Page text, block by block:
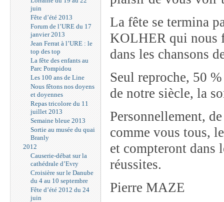
juin
Fête d’été 2013
Forum de l’URE du 17
janvier 2013
Jean Ferrat à l’URE : le
top des top
La fête des enfants au
Parc Pompidou
Les 100 ans de Line
Nous fêtons nos doyens
et doyennes
Repas tricolore du 11
juillet 2013
Semaine bleue 2013
Sortie au musée du quai
Branly
2012
Causerie-débat sur la
cathédrale d’Evry
Croisière sur le Danube
du 4 au 10 septembre
Fête d’été 2012 du 24
juin
La fête se termina
KOLHER qui nous
dans les chansons
Seul reproche, 50
de notre siècle, la
Personnellement,
comme vous tous,
et compteront dans
réussites.
Pierre MAZE